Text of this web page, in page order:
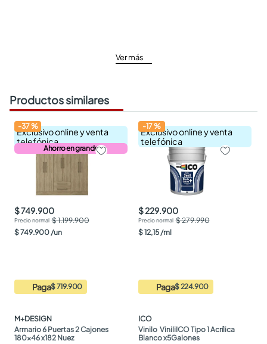
Ver más
Productos similares
Exclusivo online y venta
telefónica
Ahorro en grande
-37%
$ 749.900
$ 1.199.900
$749.900 /un
Paga$ 719.900
M+DESIGN
Armario 6 Puertas 2 Cajones
180x46 x182 Nuez
Exclusivo online y venta
telefónica
-17%
$ 229.900
$ 279.990
$12,15 /ml
Paga$ 224.900
ICO
Vinilo  ViniliICO Tipo 1 Acrílica
Blanco x5Galones